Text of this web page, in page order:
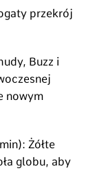
przekrój
Buzz i
nowym
Żółte
globu, aby